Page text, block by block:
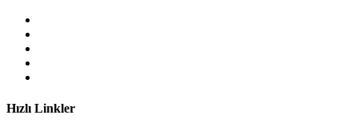
Hızlı Linkler